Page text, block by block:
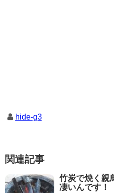
hide-g3
関連記事
竹炭で焼く親
凄いんです！